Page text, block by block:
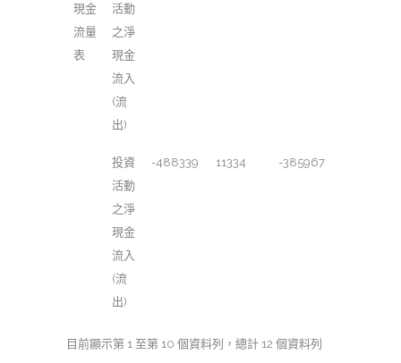
現金
流量
表
活動
之淨
現金
流入
(流
出)
投資
活動
之淨
現金
流入
(流
出)
-488339 11334 -385967
目前顯示第 1 至第 10 個資料列，總計 12 個資料列